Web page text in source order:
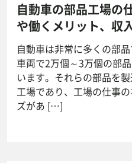
自動車の部品工場の
や働くメリット、収
自動車は非常に多くの部
車両で2万個～3万個の部
います。それらの部品を
工場であり、工場の仕事
ズがあ […]